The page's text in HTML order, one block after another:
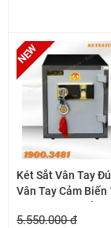
Két Sắt Vân Tay
Vân Tay Cảm Biến
5.550.000 đ